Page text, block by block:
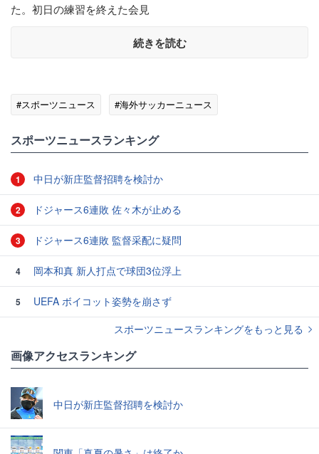
た。初日の練習を終えた会見
続きを読む
#スポーツニュース #海外サッカーニュース
スポーツニュースランキング
1 中日が新庄監督招聘を検討か
2 ドジャース6連敗 佐々木が止める
3 ドジャース6連敗 監督采配に疑問
4 岡本和真 新人打点で球団3位浮上
5
UEFA ボイコット姿勢を崩さず
スポーツニュースランキングをもっと見る
画像アクセスランキング
中日が新庄監督招聘を検討か